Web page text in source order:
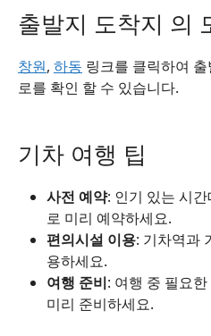
출발지 도착지 의
창원, 하동 링크를 클릭하여
로를 확인 할 수 있습니다.
기차 여행 팁
사전 예약: 인기 있는 시
로 미리 예약하세요.
편의시설 이용: 기차역과
용하세요.
여행 준비: 여행 중 필요
미리 준비하세요.